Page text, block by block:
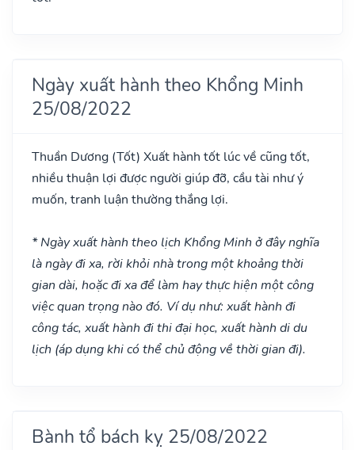
Ngày xuất hành theo Khổng Minh
25/08/2022
Thuần Dương (Tốt) Xuất hành tốt lúc về cũng tốt,
nhiều thuận lợi được người giúp đỡ, cầu tài như ý
muốn, tranh luận thường thắng lợi.
* Ngày xuất hành theo lịch Khổng Minh ở đây nghĩa
là ngày đi xa, rời khỏi nhà trong một khoảng thời
gian dài, hoặc đi xa để làm hay thực hiện một công
việc quan trọng nào đó. Ví dụ như: xuất hành đi
công tác, xuất hành đi thi đại học, xuất hành di du
lịch (áp dụng khi có thể chủ động về thời gian đi).
Bành tổ bách kỵ 25/08/2022